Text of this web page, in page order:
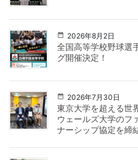
2026年8月2日
全国高等学校野球選
グ開催決定！
2026年7月30日
東京大学を超える世
ウェールズ大学のフ
ナーシップ協定を締